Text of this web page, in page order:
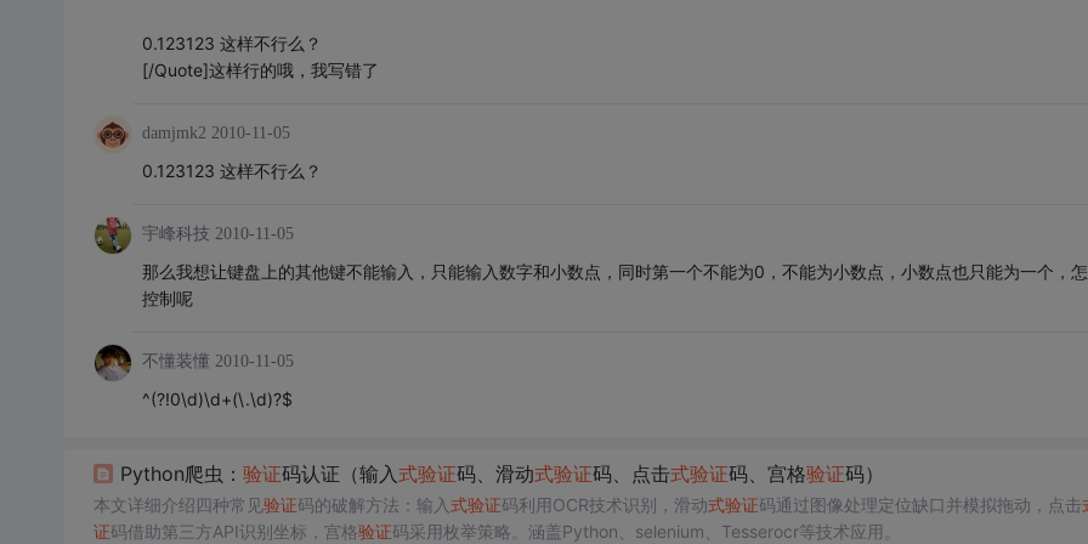
0.123123 这样不行么？
[/Quote]这样行的哦，我写错了
damjmk2 2010-11-05
0.123123 这样不行么？
宇峰科技 2010-11-05
那么我想让键盘上的其他键不能输入，只能输入数字和小数点，同时第一个不能为0，不能为小数点，小数点也只能为一个，
控制呢
不懂装懂 2010-11-05
^(?!0\d)\d+(\.\d)?$
Python爬虫： 验证码认证（输入式验证码、滑动式验证码、点击式验证码、宫格验证码）
本文详细介绍四种常见验证码的破解方法：输入式验证码利用OCR技术识别，滑动式验证码通过图像处理定位缺口并模拟拖动，点击
证码借助第三方API识别坐标，宫格验证码采用枚举策略。涵盖Python、selenium、Tesserocr等技术应用。